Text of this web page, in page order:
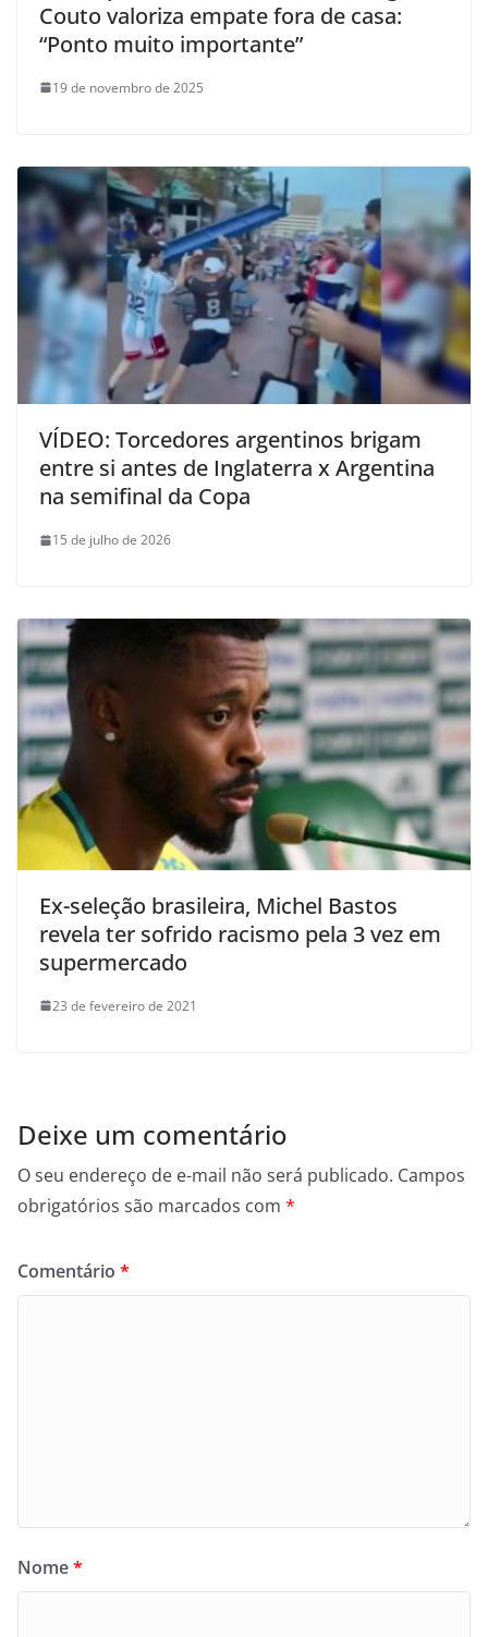
Couto valoriza empate fora de casa:
“Ponto muito importante”
19 de novembro de 2025
VÍDEO: Torcedores argentinos brigam
entre si antes de Inglaterra x Argentina
na semifinal da Copa
15 de julho de 2026
Ex-seleção brasileira, Michel Bastos
revela ter sofrido racismo pela 3 vez em
supermercado
23 de fevereiro de 2021
Deixe um comentário
O seu endereço de e-mail não será publicado. Campos
obrigatórios são marcados com *
Comentário *
Nome*